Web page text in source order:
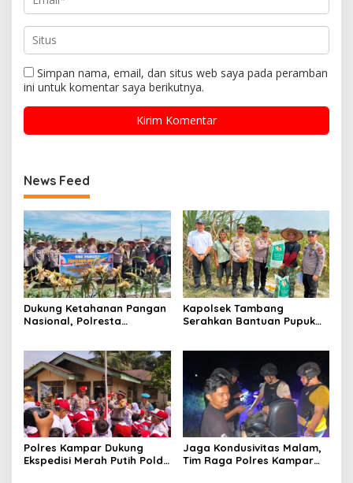
Simpan nama, email, dan situs web saya pada peramban
ini untuk komentar saya berikutnya.
News Feed
Dukung Ketahanan Pangan
Nasional, Polresta
Jagung di Tuah Madani
Kapolsek Tambang
Serahkan Bantuan Pupuk
Polres Kampar Dukung
Ekspedisi Merah Putih Polda
Jaga Kondusivitas Malam,
Tim Raga Polres Kampar